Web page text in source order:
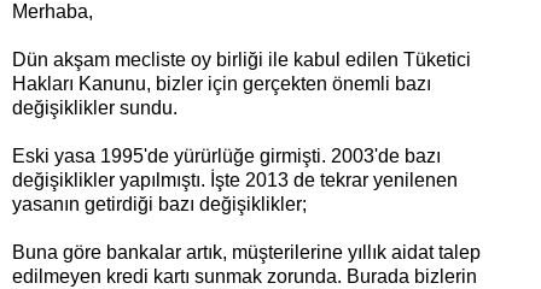
Merhaba,
Dün akşam mecliste oy birliği ile kabul edilen Tüketici
Hakları Kanunu, bizler için gerçekten önemli bazı
değişiklikler sundu.
Eski yasa 1995'de yürürlüğe girmişti. 2003'de bazı
değişiklikler yapılmıştı. İşte 2013 de tekrar yenilenen
yasanın getirdiği bazı değişiklikler;
Buna göre bankalar artık, müşterilerine yıllık aidat talep
edilmeyen kredi kartı sunmak zorunda. Burada bizlerin